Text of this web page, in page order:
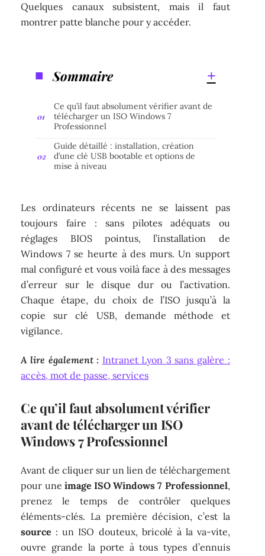
Quelques canaux subsistent, mais il faut
montrer patte blanche pour y accéder.
Sommaire
Ce qu’il faut absolument vérifier avant de
télécharger un ISO Windows 7
Professionnel
Guide détaillé : installation, création
d’une clé USB bootable et options de
mise à niveau
Les ordinateurs récents ne se laissent pas
toujours faire : sans pilotes adéquats ou
réglages BIOS pointus, l’installation de
Windows 7 se heurte à des murs. Un support
mal configuré et vous voilà face à des messages
d’erreur sur le disque dur ou l’activation.
Chaque étape, du choix de l’ISO jusqu’à la
copie sur clé USB, demande méthode et
vigilance.
A lire également : Intranet Lyon 3 sans galère :
accès, mot de passe, services
Ce qu’il faut absolument vérifier
avant de télécharger un ISO
Windows 7 Professionnel
Avant de cliquer sur un lien de téléchargement
pour une image ISO Windows 7 Professionnel,
prenez le temps de contrôler quelques
éléments-clés. La première décision, c’est la
source : un ISO douteux, bricolé à la va-vite,
ouvre grande la porte à tous types d’ennuis